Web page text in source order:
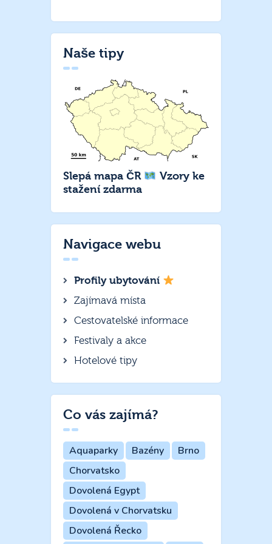
Naše tipy
Slepá mapa ČR
Vzory ke
stažení zdarma
Navigace webu
Profily ubytování
Zajímavá místa
Cestovatelské informace
Festivaly a akce
Hotelové tipy
Co vás zajímá?
Aquaparky Bazény
Brno
Chorvatsko
Dovolená Egypt
Dovolená v Chorvatsku
Dovolená Řecko